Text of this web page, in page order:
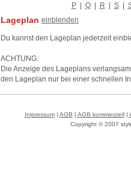
P | Q | R | S |
Lageplan einblenden
Du kannst den Lageplan jederzeit
ACHTUNG:
Die Anzeige des Lageplans
den Lageplan nur bei einer schnellen
Impressum| AGB | AGB kommerziell|
Copyright © 2007